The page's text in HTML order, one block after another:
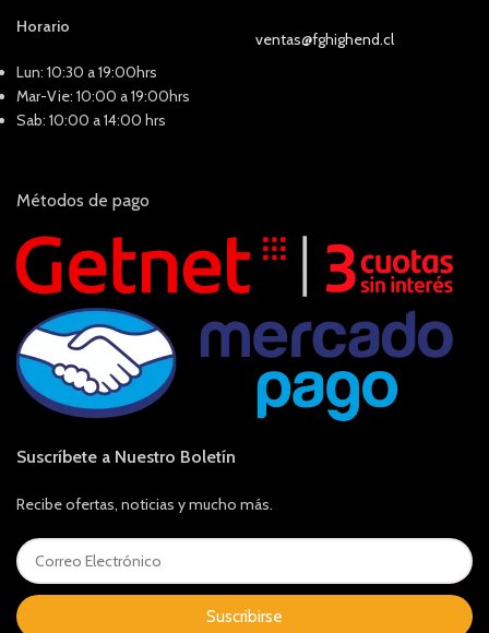
Horario
Lun: 10:30 a 19:00hrs
Mar-Vie: 10:00 a 19:00hrs
Sab: 10:00 a 14:00 hrs
ventas@fghighend.cl
Métodos de pago
Suscríbete a Nuestro Boletín
Recibe ofertas, noticias y mucho más.
Suscribirse